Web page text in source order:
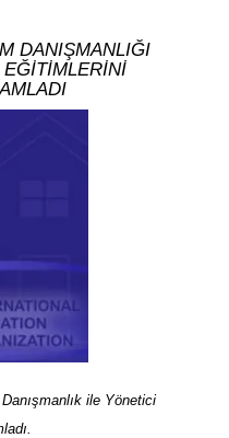
DANIŞMANLIĞI
EĞİTİMLERİNİ
ile Yönetici